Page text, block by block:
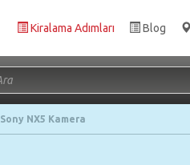
Kiralama Adımları Blog
Sony NX5 Kamera